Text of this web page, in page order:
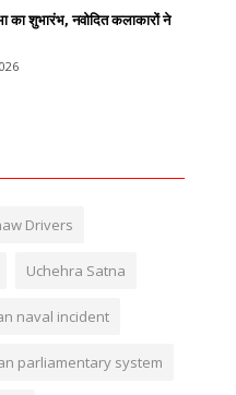
का शुभारंभ, नवोदित कलाकारों ने
Drivers
Uchehra Satna
naval incident
parliamentary system